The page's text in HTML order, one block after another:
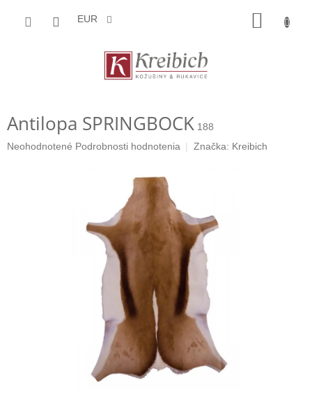
EUR
Antilopa SPRINGBOCK 188
Priemerné
Neohodnotené Podrobnosti hodnotenia Značka: Kreibich